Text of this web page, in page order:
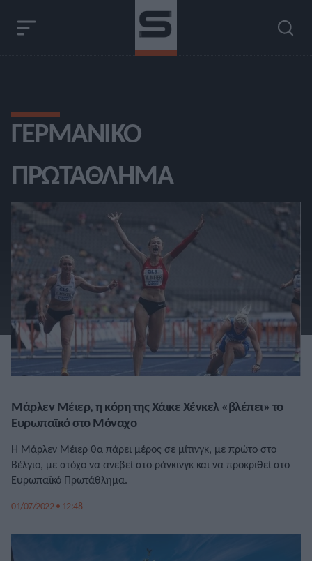
ΓΕΡΜΑΝΙΚΌ
ΠΡΩΤΆΘΛΗΜΑ
Μάρλεν Μέιερ, η κόρη της Χάικε Χένκελ «βλέπει» το
Ευρωπαϊκό στο Μόναχο
Η Μάρλεν Μέιερ θα πάρει μέρος σε μίτινγκ, με πρώτο στο
Βέλγιο, με στόχο να ανεβεί στο ράνκινγκ και να προκριθεί στο
Ευρωπαϊκό Πρωτάθλημα.
01/07/2022 • 12:48